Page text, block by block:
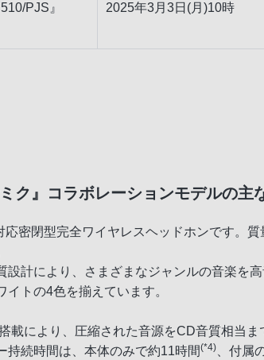
PJS』
2025年3月3日(月)10時
ク』コラボレーションモデルの主
密閉型完全ワイヤレスヘッドホンです。
計により、さまざまなジャンルの音楽を
トの4色を揃えています。
載により、圧縮された音源をCD音質相当
持続時間は、本体のみで約11時間(*4) 、付属